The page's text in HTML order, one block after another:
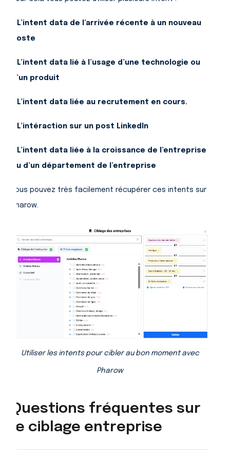
- L’intent data de l’arrivée récente à un nouveau
poste
- L’intent data lié à l’usage d’une technologie ou
d’un produit
- L’intent data liée au recrutement en cours.
- L’intéraction sur un post LinkedIn
- L’intent data liée à la croissance de l’entreprise
ou d’un département de l’entreprise
Vous pouvez très facilement récupérer ces intents sur
Pharow.
Utiliser les intents pour cibler au bon moment avec
Pharow
Questions fréquentes sur
le ciblage entreprise